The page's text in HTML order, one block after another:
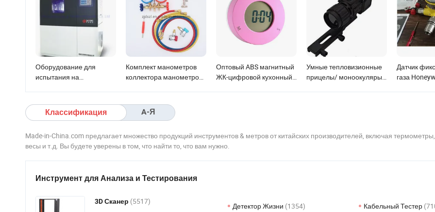
Оборудование для
испытания на
атмосферных
атмосферных
атмосферных
атмосферных
атмосферных
атмосферных
атмосферных
Комплект манометров
коллектора манометров
холодильной установки
Оптовый ABS магнитный
ЖК-цифровой кухонный
Умные тепловизионные
прицелы/ моноокуляры/
Датчик
газа
Классификация
A-Я
Made-in-China.com предлагает множество продукций инструментов & метров от китайских производителей, включая
весы и т.д. Вы будете уверены в том, что найти то, что вам нужно.
Инструмент для Анализа и Тестирования
3D Сканер (5517)
Детектор Жизни (1354)
Кабельный Тестер